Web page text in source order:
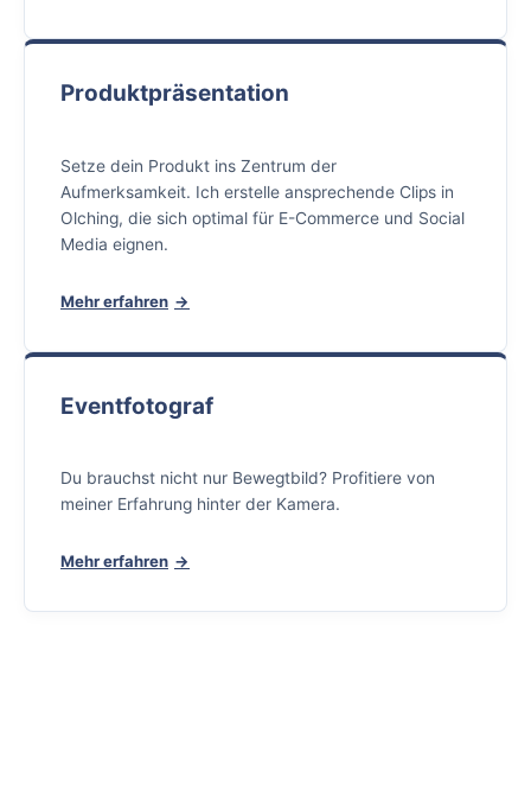
Produktpräsentation
Setze dein Produkt ins Zentrum der
Aufmerksamkeit. Ich erstelle ansprechende Clips in
Olching, die sich optimal für E-Commerce und Social
Media eignen.
Mehr erfahren
Eventfotograf
Du brauchst nicht nur Bewegtbild? Profitiere von
meiner Erfahrung hinter der Kamera.
Mehr erfahren